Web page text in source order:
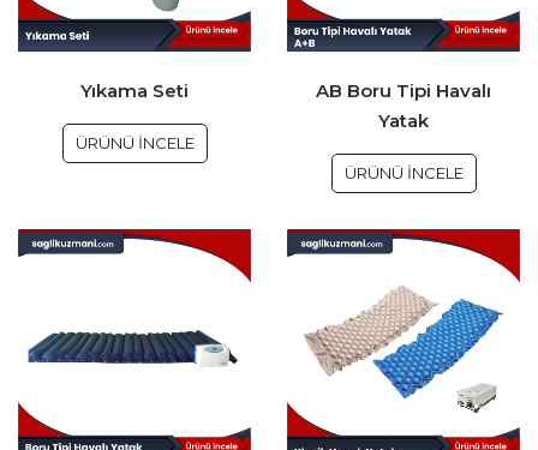
Yıkama Seti
ÜRÜNÜ İNCELE
AB Boru Tipi Havalı
Yatak
ÜRÜNÜ İNCELE